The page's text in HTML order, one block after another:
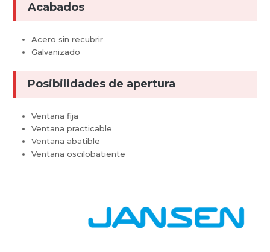
Acabados
Acero sin recubrir
Galvanizado
Posibilidades de apertura
Ventana fija
Ventana practicable
Ventana abatible
Ventana oscilobatiente